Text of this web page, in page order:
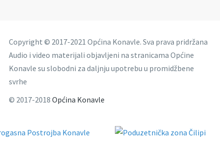
Copyright © 2017-2021 Općina Konavle. Sva prava pridržana
Audio i video materijali objavljeni na stranicama Općine
Konavle su slobodni za daljnju upotrebu u promidžbene
svrhe
© 2017-2018 Općina Konavle